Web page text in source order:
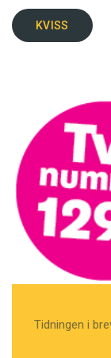
KVISS
Tidningen i